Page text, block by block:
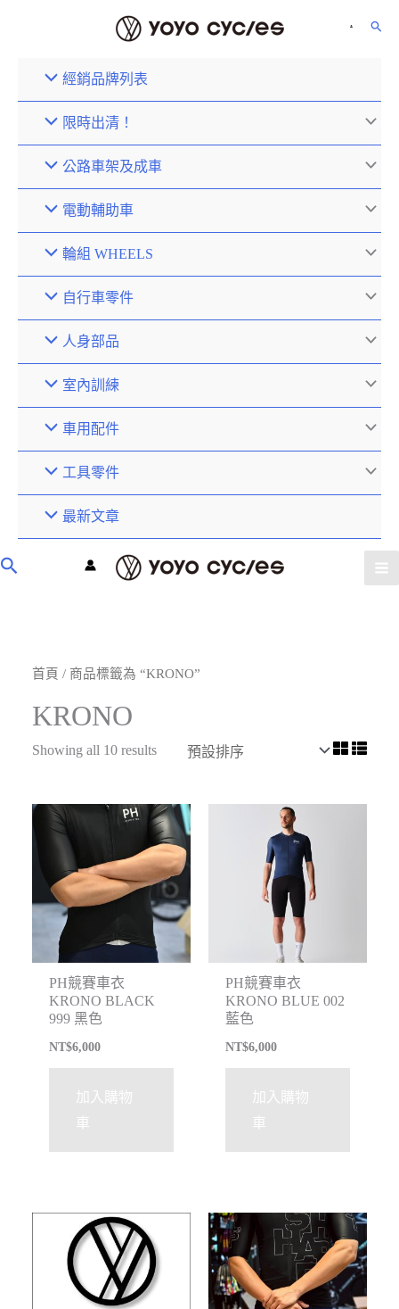
經銷品牌列表
限時出清！
公路車架及成車
電動輔助車
輪組 WHEELS
自行車零件
人身部品
室內訓練
車用配件
工具零件
最新文章
首頁 / 商品標籤為 “KRONO”
KRONO
Showing all 10 results
PH競賽車衣
KRONO BLACK
999 黑色
NT$6,000
加入購物
車
PH競賽車衣
KRONO BLUE 002
藍色
NT$6,000
加入購物
車